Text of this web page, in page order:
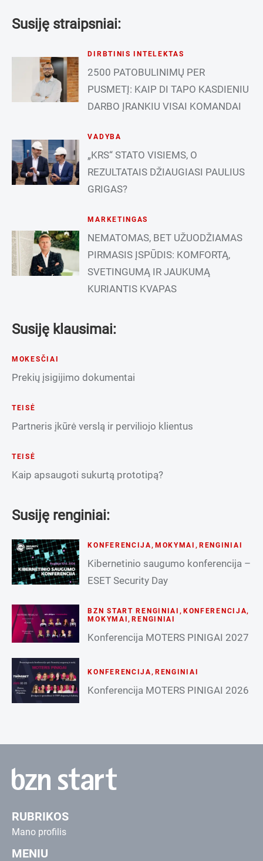
Susiję straipsniai:
DIRBTINIS INTELEKTAS
2500 PATOBULINIMŲ PER
PUSMETĮ: KAIP DI TAPO KASDIENIU
DARBO ĮRANKIU VISAI KOMANDAI
VADYBA
„KRS“ STATO VISIEMS, O
REZULTATAIS DŽIAUGIASI PAULIUS
GRIGAS?
MARKETINGAS
NEMATOMAS, BET UŽUODŽIAMAS
PIRMASIS ĮSPŪDIS: KOMFORTĄ,
SVETINGUMĄ IR JAUKUMĄ
KURIANTIS KVAPAS
Susiję klausimai:
MOKESČIAI
Prekių įsigijimo dokumentai
TEISĖ
Partneris įkūrė verslą ir perviliojo klientus
TEISĖ
Kaip apsaugoti sukurtą prototipą?
Susiję renginiai:
KONFERENCIJA , MOKYMAI , RENGINIAI
Kibernetinio saugumo konferencija –
ESET Security Day
BZN START RENGINIAI , KONFERENCIJA,
MOKYMAI ,RENGINIAI
Konferencija MOTERS PINIGAI 2027
KONFERENCIJA , RENGINIAI
Konferencija MOTERS PINIGAI 2026
RUBRIKOS
Mano profilis
MENIU